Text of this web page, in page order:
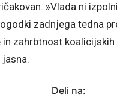
»Vlada ni
zadnjega tedna
zahrbtnost
Deli na: